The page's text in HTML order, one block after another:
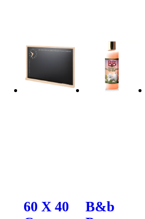
60 X 40
B&b